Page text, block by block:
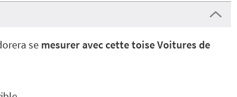
se mesurer avec cette toise Voitures de